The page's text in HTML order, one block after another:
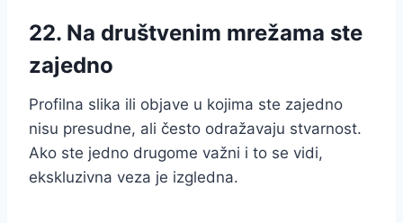
22. Na društvenim mrežama ste
zajedno
Profilna slika ili objave u kojima ste zajedno
nisu presudne, ali često odražavaju stvarnost.
Ako ste jedno drugome važni i to se vidi,
ekskluzivna veza je izgledna.